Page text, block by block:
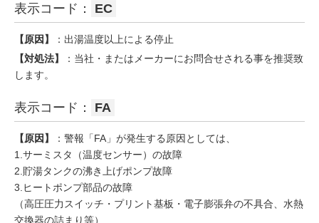
表示コード： EC
【原因】
：出湯温度以上による停止
【対処法】
：当社・またはメーカーにお問合せされる事を推奨致
します。
表示コード： FA
【原因】
：警報「FA」が発生する原因としては、
1.サーミスタ（温度センサー）の故障
2.貯湯タンクの沸き上げポンプ故障
3.ヒートポンプ部品の故障
（高圧圧力スイッチ・プリント基板・電子膨張弁の不具合、水熱
交換器の詰まり等）